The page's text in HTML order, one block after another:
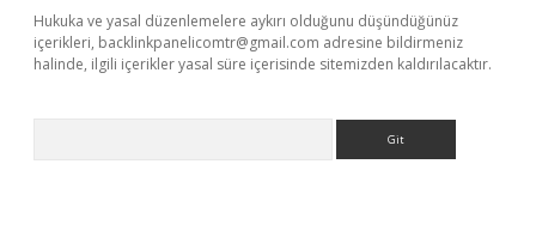
Hukuka ve yasal düzenlemelere aykırı olduğunu düşündüğünüz
içerikleri, backlinkpanelicomtr@gmail.com adresine bildirmeniz
halinde, ilgili içerikler yasal süre içerisinde sitemizden kaldırılacaktır.